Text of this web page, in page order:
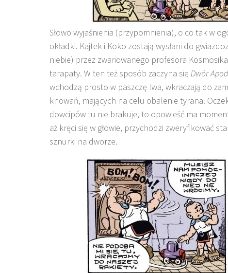
Słowo wyjaśnienia (przypomnienia), o co tak w
okładki. Kajtek i Koko zostają wysłani do
niebie) przez zwariowanego profesora
tarapaty. W ten też sposób zaczyna się Dwór
wchodzą prosto w paszczę lwa, wkraczają do
knowań, mających na celu obalenie tyrana.
dowcipów tu nie brakuje, to opowieść ma
aż kręci się w głowie, przychodzi zweryfikować
sznurki na dworze.